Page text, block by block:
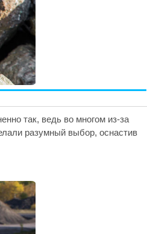
так, ведь во многом из-за
разумный выбор, оснастив